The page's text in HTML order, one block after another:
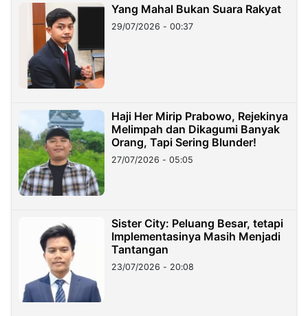
Yang Mahal Bukan Suara Rakyat
29/07/2026 - 00:37
Haji Her Mirip Prabowo, Rejekinya
Melimpah dan Dikagumi Banyak
Orang, Tapi Sering Blunder!
27/07/2026 - 05:05
Sister City: Peluang Besar, tetapi
Implementasinya Masih Menjadi
Tantangan
23/07/2026 - 20:08